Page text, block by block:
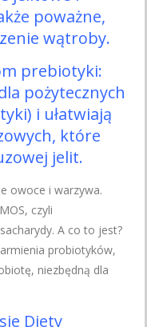
poważne,
wątroby.
prebiotyki:
pożytecznych
i ułatwiają
które
jelit.
owoce i warzywa.
czyli
A co to jest?
probiotyków,
niezbędną dla
Diety